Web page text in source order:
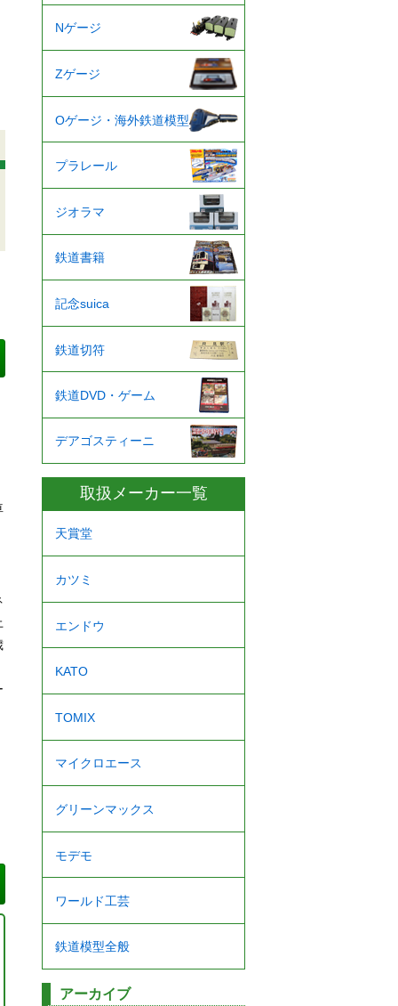
Nゲージ
Zゲージ
Oゲージ・海外鉄道模型
プラレール
ジオラマ
鉄道書籍
記念suica
鉄道切符
鉄道DVD・ゲーム
デアゴスティーニ
取扱メーカー一覧
天賞堂
カツミ
エンドウ
KATO
TOMIX
マイクロエース
グリーンマックス
モデモ
ワールド工芸
鉄道模型全般
アーカイブ